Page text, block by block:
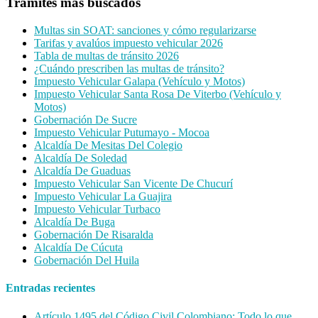
Multas sin SOAT: sanciones y cómo regularizarse
Tarifas y avalúos impuesto vehicular 2026
Tabla de multas de tránsito 2026
¿Cuándo prescriben las multas de tránsito?
Impuesto Vehicular Galapa (Vehículo y Motos)
Impuesto Vehicular Santa Rosa De Viterbo (Vehículo y
Motos)
Gobernación De Sucre
Impuesto Vehicular Putumayo - Mocoa
Alcaldía De Mesitas Del Colegio
Alcaldía De Soledad
Alcaldía De Guaduas
Impuesto Vehicular San Vicente De Chucurí
Impuesto Vehicular La Guajira
Impuesto Vehicular Turbaco
Alcaldía De Buga
Gobernación De Risaralda
Alcaldía De Cúcuta
Gobernación Del Huila
Entradas recientes